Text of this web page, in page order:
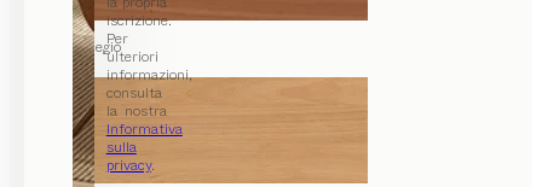
iscrizione.
Per
ulteriori
informazioni,
consulta
la nostra
Informativa
sulla
privacy.
ciliegio